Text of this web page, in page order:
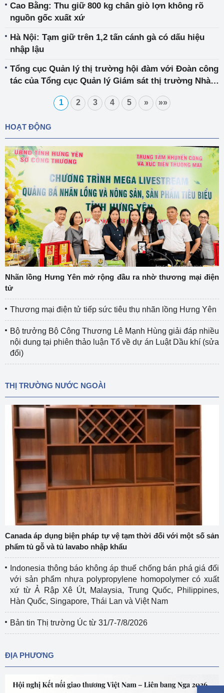
Cao Bằng: Thu giữ 800 kg chân giò lợn không rõ
nguồn gốc xuất xứ
Hà Nội: Tạm giữ trên 1,2 tấn cánh gà có dấu hiệu
nhập lậu
Tổng cục Quản lý thị trường hội đàm với Đoàn công
tác của Tổng cục Quản lý Giám sát thị trường Nhà
1 2 3 4 5 » »»
HOẠT ĐỘNG
Nhãn lồng Hưng Yên mở rộng đầu ra nhờ thương mại điện
tử
Thương mại điện tử tiếp sức tiêu thụ nhãn lồng Hưng Yên
Bộ trưởng Bộ Công Thương Lê Mạnh Hùng giải đáp nhiều
nội dung tại phiên thảo luận Tổ về dự án Luật Dầu khí (sửa
đổi)
THỊ TRƯỜNG NƯỚC NGOÀI
Canada áp dụng biện pháp tự vệ tạm thời đối với một số sản
phẩm tủ gỗ và tủ lavabo nhập khẩu
Indonesia thông báo không áp thuế chống bán phá giá đối
với sản phẩm nhựa polypropylene homopolymer có xuất
xứ từ Ả Rập Xê Út, Malaysia, Trung Quốc, Philippines,
Hàn Quốc, Singapore, Thái Lan và Việt Nam
Bản tin Thị trường Úc từ 31/7-7/8/2026
ĐỊA PHƯƠNG